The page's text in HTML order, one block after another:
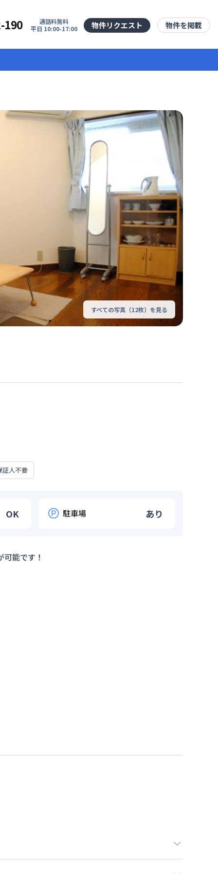
190
通話料無料
平日 10:00-17:00
物件リクエスト 物件を掲載
すべての写真（12枚）を見る
証人不要
OK 駐車場 あり
能です！